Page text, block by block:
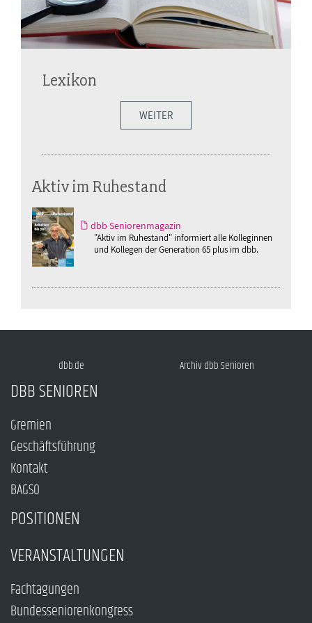
Lexikon
WEITER
Aktiv im Ruhestand
dbb Seniorenmagazin
"Aktiv im Ruhestand" informiert alle Kolleginnen
und Kollegen der Generation 65 plus im dbb.
dbb.de Archiv dbb Senioren
DBB SENIOREN
Gremien
Geschäftsführung
Kontakt
BAGSO
POSITIONEN
VERANSTALTUNGEN
Fachtagungen
Bundesseniorenkongress